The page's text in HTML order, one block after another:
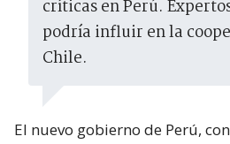
críticas en Perú.
podría influir en la
Chile.
El nuevo gobierno de Perú, con